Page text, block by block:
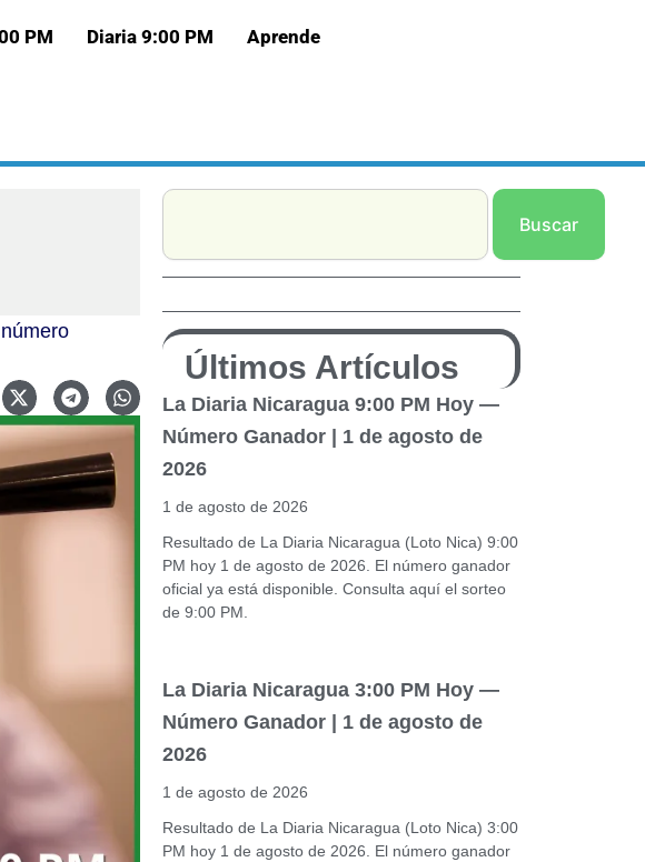
PM Diaria 9:00 PM Aprende
Search
Buscar
Últimos Artículos
La Diaria Nicaragua 9:00 PM Hoy —
Número Ganador | 1 de agosto de
2026
1 de agosto de 2026
Resultado de La Diaria Nicaragua (Loto Nica) 9:00
PM hoy 1 de agosto de 2026. El número ganador
oficial ya está disponible. Consulta aquí el sorteo
de 9:00 PM.
La Diaria Nicaragua 3:00 PM Hoy —
Número Ganador | 1 de agosto de
2026
1 de agosto de 2026
Resultado de La Diaria Nicaragua (Loto Nica) 3:00
PM hoy 1 de agosto de 2026. El número ganador